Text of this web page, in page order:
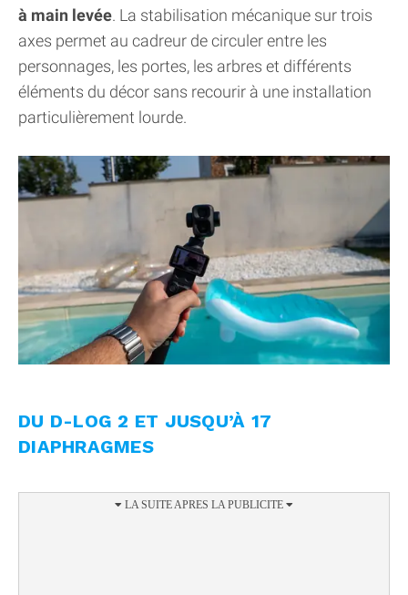
à main levée. La stabilisation mécanique sur trois
axes permet au cadreur de circuler entre les
personnages, les portes, les arbres et différents
éléments du décor sans recourir à une installation
particulièrement lourde.
DU D-LOG 2 ET JUSQU’À 17
DIAPHRAGMES